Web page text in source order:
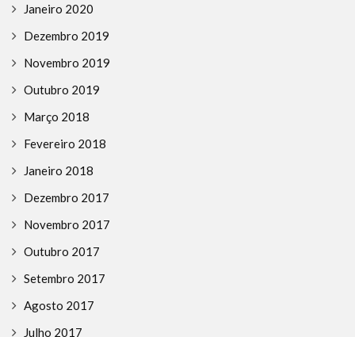
Janeiro 2020
Dezembro 2019
Novembro 2019
Outubro 2019
Março 2018
Fevereiro 2018
Janeiro 2018
Dezembro 2017
Novembro 2017
Outubro 2017
Setembro 2017
Agosto 2017
Julho 2017